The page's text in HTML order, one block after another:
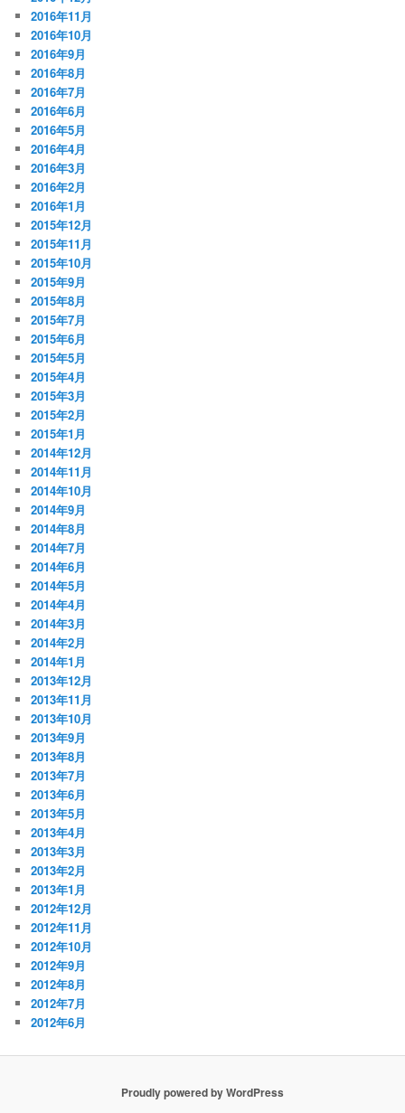
2016年11月
2016年10月
2016年9月
2016年8月
2016年7月
2016年6月
2016年5月
2016年4月
2016年3月
2016年2月
2016年1月
2015年12月
2015年11月
2015年10月
2015年9月
2015年8月
2015年7月
2015年6月
2015年5月
2015年4月
2015年3月
2015年2月
2015年1月
2014年12月
2014年11月
2014年10月
2014年9月
2014年8月
2014年7月
2014年6月
2014年5月
2014年4月
2014年3月
2014年2月
2014年1月
2013年12月
2013年11月
2013年10月
2013年9月
2013年8月
2013年7月
2013年6月
2013年5月
2013年4月
2013年3月
2013年2月
2013年1月
2012年12月
2012年11月
2012年10月
2012年9月
2012年8月
2012年7月
2012年6月
Proudly powered by WordPress